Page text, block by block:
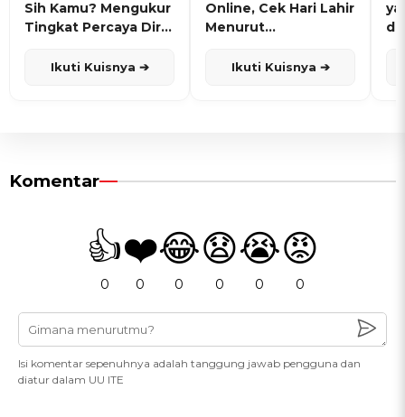
Sih Kamu? Mengukur
Tingkat Percaya Diri
Ikuti Kuisnya ➔
Online, Cek Hari Lahir
Menurut
Ikuti Kuisnya ➔
Komentar
👍
0
❤️
0
😂
0
😧
0
😭
0
😡
0
Isi komentar sepenuhnya adalah tanggung jawab pengguna dan
diatur dalam UU ITE